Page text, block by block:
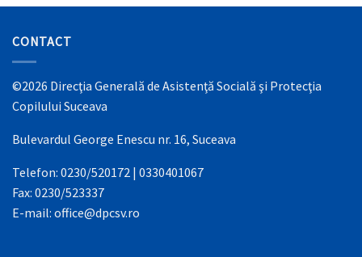
CONTACT
©2026 Direcţia Generală de Asistenţă Socială şi Protecţia
Copilului Suceava
Bulevardul George Enescu nr. 16, Suceava
Telefon: 0230/520172 | 0330401067
Fax: 0230/523337
E-mail: office@dpcsv.ro